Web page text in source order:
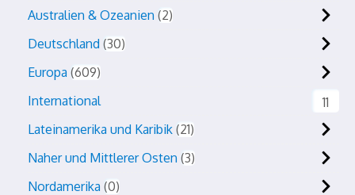
Australien & Ozeanien 2
Deutschland 30
Europa 609
International
11
Lateinamerika und Karibik 21
Naher und Mittlerer Osten 3
Nordamerika 0